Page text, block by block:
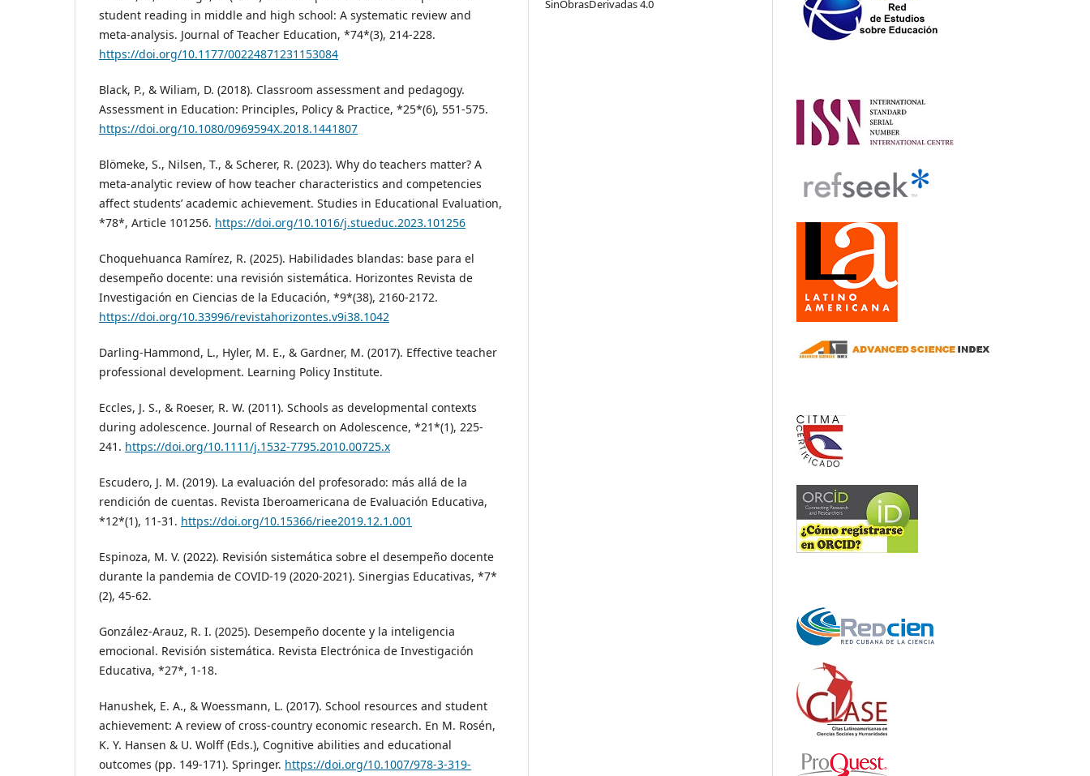
student reading in middle and high school: A systematic review and
meta-analysis. Journal of Teacher Education, *74*(3), 214-228.
https://doi.org/10.1177/00224871231153084
Black, P., & Wiliam, D. (2018). Classroom assessment and pedagogy.
Assessment in Education: Principles, Policy & Practice, *25*(6), 551-575.
https://doi.org/10.1080/0969594X.2018.1441807
Blömeke, S., Nilsen, T., & Scherer, R. (2023). Why do teachers matter? A
meta-analytic review of how teacher characteristics and competencies
affect students’ academic achievement. Studies in Educational Evaluation,
*78*, Article 101256. https://doi.org/10.1016/j.stueduc.2023.101256
Choquehuanca Ramírez, R. (2025). Habilidades blandas: base para el
desempeño docente: una revisión sistemática. Horizontes Revista de
Investigación en Ciencias de la Educación, *9*(38), 2160-2172.
https://doi.org/10.33996/revistahorizontes.v9i38.1042
Darling-Hammond, L., Hyler, M. E., & Gardner, M. (2017). Effective teacher
professional development. Learning Policy Institute.
Eccles, J. S., & Roeser, R. W. (2011). Schools as developmental contexts
during adolescence. Journal of Research on Adolescence, *21*(1), 225-
241. https://doi.org/10.1111/j.1532-7795.2010.00725.x
Escudero, J. M. (2019). La evaluación del profesorado: más allá de la
rendición de cuentas. Revista Iberoamericana de Evaluación Educativa,
*12*(1), 11-31. https://doi.org/10.15366/riee2019.12.1.001
Espinoza, M. V. (2022). Revisión sistemática sobre el desempeño docente
durante la pandemia de COVID-19 (2020-2021). Sinergias Educativas, *7*
(2), 45-62.
González-Arauz, R. I. (2025). Desempeño docente y la inteligencia
emocional. Revisión sistemática. Revista Electrónica de Investigación
Educativa, *27*, 1-18.
Hanushek, E. A., & Woessmann, L. (2017). School resources and student
achievement: A review of cross-country economic research. En M. Rosén,
K. Y. Hansen & U. Wolff (Eds.), Cognitive abilities and educational
outcomes (pp. 149-171). Springer. https://doi.org/10.1007/978-3-319-
SinObrasDerivadas 4.0